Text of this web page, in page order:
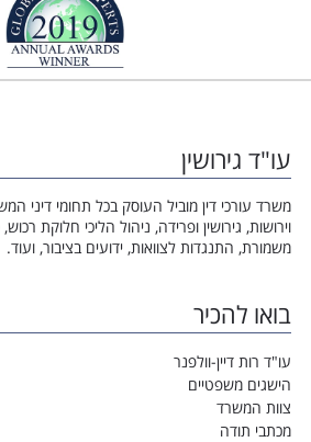
עו"ד גירושין
משרד עורכי דין מוביל העוסק בכל תחומי דיני
וירושות, גירושין ופרידה, ניהול הליכי חלוקת רכוש,
משמורת, התנגדות לצוואות, ידועים בציבור, ועוד.
בואו להכיר
עו"ד רות דיין-וולפנר
הישגים משפטיים
צוות המשרד
מכתבי תודה